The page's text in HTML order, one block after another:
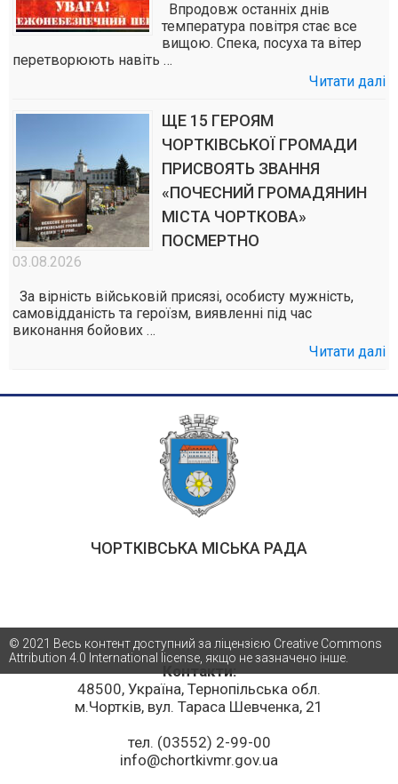
Впродовж останніх днів
температура повітря стає все
вищою. Спека, посуха та вітер
перетворюють навіть …
Читати далі
ЩЕ 15 ГЕРОЯМ
ЧОРТКІВСЬКОЇ ГРОМАДИ
ПРИСВОЯТЬ ЗВАННЯ
«ПОЧЕСНИЙ ГРОМАДЯНИН
МІСТА ЧОРТКОВА»
ПОСМЕРТНО
03.08.2026
За вірність військовій присязі, особисту мужність,
самовідданість та героїзм, виявленні під час
виконання бойових …
Читати далі
ЧОРТКІВСЬКА МІСЬКА РАДА
Контакти:
48500, Україна, Тернопільська обл.
м.Чортків, вул. Тараса Шевченка, 21
тел. (03552) 2-99-00
info@chortkivmr.gov.ua
© 2021 Весь контент доступний за ліцензією Creative Commons
Attribution 4.0 International license, якщо не зазначено інше.